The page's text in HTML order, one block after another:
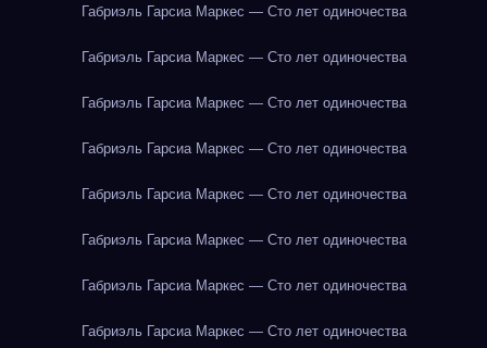
Габриэль Гарсиа Маркес — Сто лет одиночества
Габриэль Гарсиа Маркес — Сто лет одиночества
Габриэль Гарсиа Маркес — Сто лет одиночества
Габриэль Гарсиа Маркес — Сто лет одиночества
Габриэль Гарсиа Маркес — Сто лет одиночества
Габриэль Гарсиа Маркес — Сто лет одиночества
Габриэль Гарсиа Маркес — Сто лет одиночества
Габриэль Гарсиа Маркес — Сто лет одиночества